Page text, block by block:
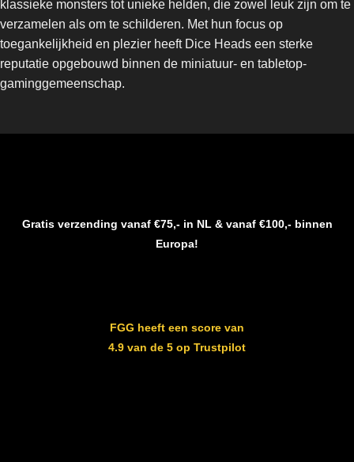
klassieke monsters tot unieke helden, die zowel leuk zijn om te
verzamelen als om te schilderen. Met hun focus op
toegankelijkheid en plezier heeft Dice Heads een sterke
reputatie opgebouwd binnen de miniatuur- en tabletop-
gaminggemeenschap.
Gratis verzending vanaf €75,- in NL & vanaf €100,- binnen
Europa!
FGG heeft een score van
4.9 van de 5 op Trustpilot